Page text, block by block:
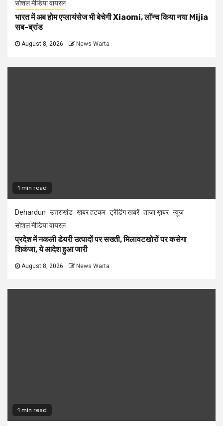
सोशल मीडिया वायरल
भारत में अब होम एप्लायंसेज भी बेचेगी Xiaomi, लॉन्च किया नया Mijia
सब-ब्रांड
August 8, 2026 News Warta
1 min read
Dehardun उत्तराखंड खबर हटकर ट्रेंडिंग खबरें ताज़ा ख़बर न्यूज़
सोशल मीडिया वायरल
प्रदेश में नकली डेयरी उत्पादों पर सख्ती, मिलावटखोरों पर कसेगा
शिकंजा, ये आदेश हुआ जारी
August 8, 2026 News Warta
1 min read